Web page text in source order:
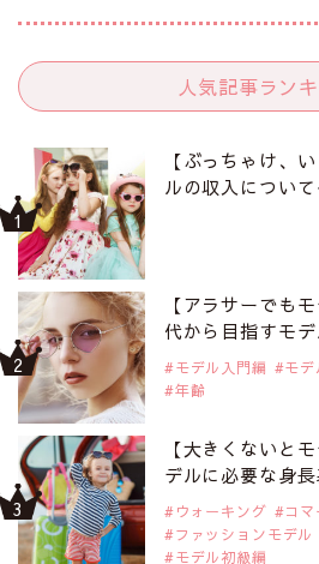
人気記事ラン
【ぶっちゃけ、
ルの収入につい
【アラサーでも
代から目指すモ
モデル入門編 モデ
年齢
【大きくないと
デルに必要な身
ウォーキング
コ
ファッションモデル
モデル初級編